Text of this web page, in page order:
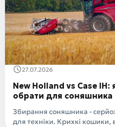
New Holland vs Case IH:
обрати для соняшника
Збирання соняшника -
для техніки. Крихкі кошики,
27.07.2026